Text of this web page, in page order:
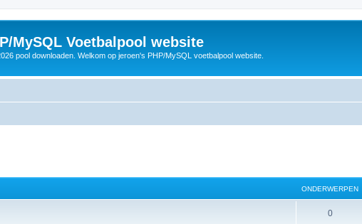
MySQL Voetbalpool website
pool downloaden. Welkom op jeroen's PHP/MySQL voetbalpool website.
ONDERWERPEN
0O